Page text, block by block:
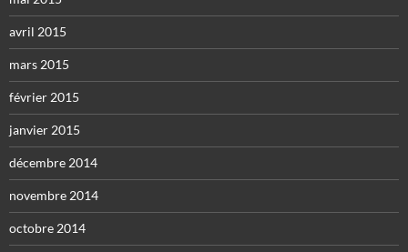
avril 2015
mars 2015
février 2015
janvier 2015
décembre 2014
novembre 2014
octobre 2014